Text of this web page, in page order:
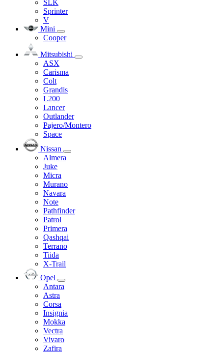
SLK
Sprinter
V
Mini
Cooper
Mitsubishi
ASX
Carisma
Colt
Grandis
L200
Lancer
Outlander
Pajero/Montero
Space
Nissan
Almera
Juke
Micra
Murano
Navara
Note
Pathfinder
Patrol
Primera
Qashqai
Terrano
Tiida
X-Trail
Opel
Antara
Astra
Corsa
Insignia
Mokka
Vectra
Vivaro
Zafira